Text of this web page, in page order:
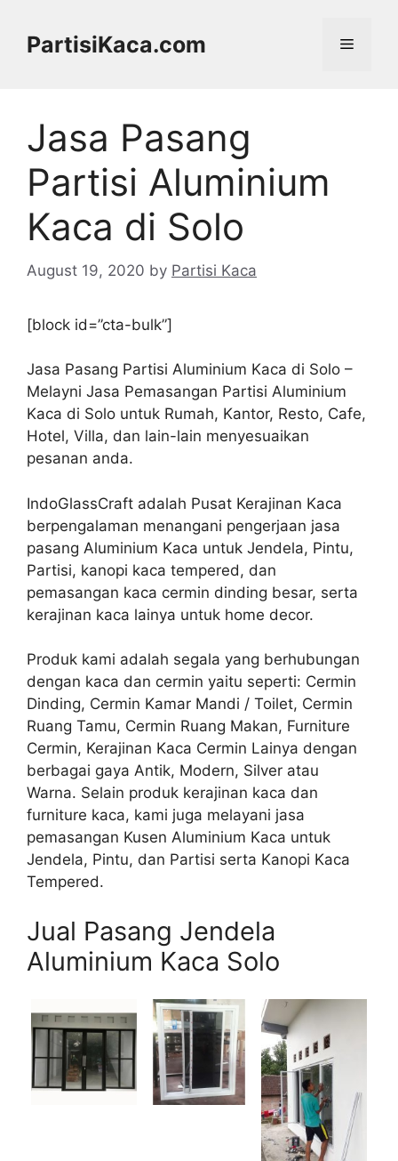
contentPartisiKaca.com Menu
Jasa Pasang
Partisi Aluminium
Kaca di Solo
August 19, 2020 by Partisi Kaca
[block id=”cta-bulk”]
Jasa Pasang Partisi Aluminium Kaca di Solo –
Melayni Jasa Pemasangan Partisi Aluminium
Kaca di Solo untuk Rumah, Kantor, Resto, Cafe,
Hotel, Villa, dan lain-lain menyesuaikan
pesanan anda.
IndoGlassCraft adalah Pusat Kerajinan Kaca
berpengalaman menangani pengerjaan jasa
pasang Aluminium Kaca untuk Jendela, Pintu,
Partisi, kanopi kaca tempered, dan
pemasangan kaca cermin dinding besar, serta
kerajinan kaca lainya untuk home decor.
Produk kami adalah segala yang berhubungan
dengan kaca dan cermin yaitu seperti: Cermin
Dinding, Cermin Kamar Mandi / Toilet, Cermin
Ruang Tamu, Cermin Ruang Makan, Furniture
Cermin, Kerajinan Kaca Cermin Lainya dengan
berbagai gaya Antik, Modern, Silver atau
Warna. Selain produk kerajinan kaca dan
furniture kaca, kami juga melayani jasa
pemasangan Kusen Aluminium Kaca untuk
Jendela, Pintu, dan Partisi serta Kanopi Kaca
Tempered.
Jual Pasang Jendela
Aluminium Kaca Solo